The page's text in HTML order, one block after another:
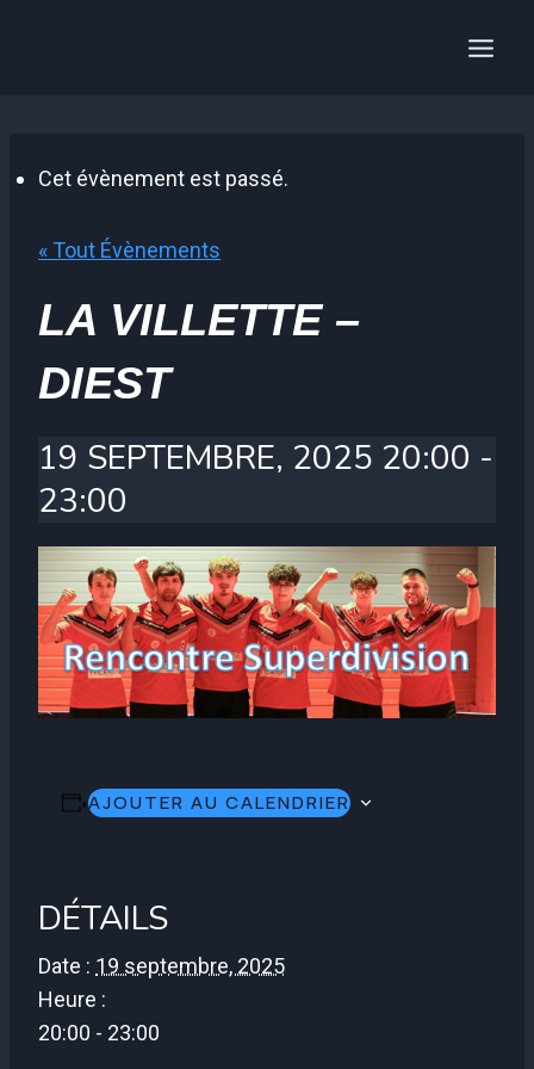
Cet évènement est passé.
« Tout Évènements
LA VILLETTE –
DIEST
19 SEPTEMBRE, 2025 20:00 -
23:00
AJOUTER AU CALENDRIER
DÉTAILS
Date : 19 septembre, 2025
Heure :
20:00 - 23:00